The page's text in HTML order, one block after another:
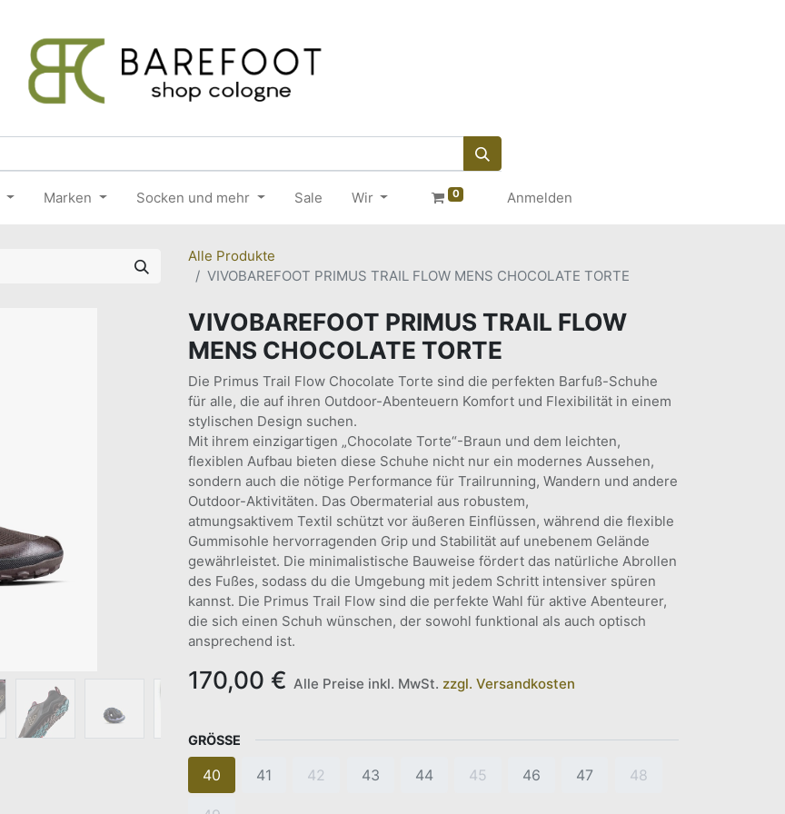
Marken Socken und mehr Sale Wir 0 Anmelden
Alle Produkte
VIVOBAREFOOT PRIMUS TRAIL FLOW MENS CHOCOLATE TORTE
VIVOBAREFOOT PRIMUS TRAIL FLOW
MENS CHOCOLATE TORTE
Die Primus Trail Flow Chocolate Torte sind die perfekten Barfuß-Schuhe
für alle, die auf ihren Outdoor-Abenteuern Komfort und Flexibilität in einem
stylischen Design suchen.
Mit ihrem einzigartigen „Chocolate Torte“-Braun und dem leichten,
flexiblen Aufbau bieten diese Schuhe nicht nur ein modernes Aussehen,
sondern auch die nötige Performance für Trailrunning, Wandern und andere
Outdoor-Aktivitäten. Das Obermaterial aus robustem,
atmungsaktivem Textil schützt vor äußeren Einflüssen, während die flexible
Gummisohle hervorragenden Grip und Stabilität auf unebenem Gelände
gewährleistet. Die minimalistische Bauweise fördert das natürliche Abrollen
des Fußes, sodass du die Umgebung mit jedem Schritt intensiver spüren
kannst. Die Primus Trail Flow sind die perfekte Wahl für aktive Abenteurer,
die sich einen Schuh wünschen, der sowohl funktional als auch optisch
ansprechend ist.
170,00 € Alle Preise inkl. MwSt. zzgl. Versandkosten
GRÖSSE
40 41 42 43 44 45 46 47 48